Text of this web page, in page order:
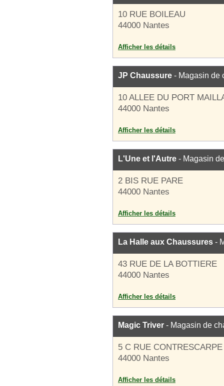
10 RUE BOILEAU
44000 Nantes
Afficher les détails
JP Chaussure - Magasin de
10 ALLEE DU PORT
44000 Nantes
Afficher les détails
L'Une et l'Autre - Magasin
2 BIS RUE PARE
44000 Nantes
Afficher les détails
La Halle aux Chaussures -
43 RUE DE LA BOTTIERE
44000 Nantes
Afficher les détails
Magic Triver - Magasin de
5 C RUE CONTRESCARPE
44000 Nantes
Afficher les détails